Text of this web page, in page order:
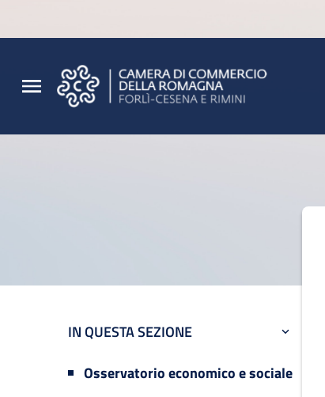
IN QUESTA SEZIONE
Osservatorio economico e sociale